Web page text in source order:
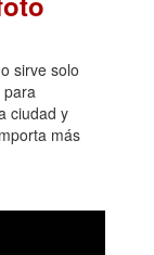
sirve solo
para
ciudad y
más